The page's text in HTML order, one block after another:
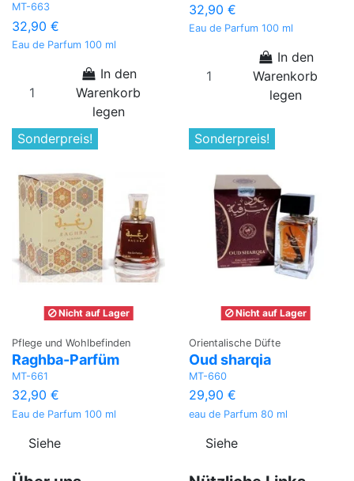
MT-663
32,90 €
Eau de Parfum 100 ml
In den
Warenkorb
legen
32,90 €
Eau de Parfum 100 ml
In den
Warenkorb
legen
Sonderpreis!
Nicht auf Lager
Pflege und Wohlbefinden
Raghba-Parfüm
MT-661
32,90 €
Eau de Parfum 100 ml
Siehe
Sonderpreis!
Nicht auf Lager
Orientalische Düfte
Oud sharqia
MT-660
29,90 €
eau de Parfum 80 ml
Siehe